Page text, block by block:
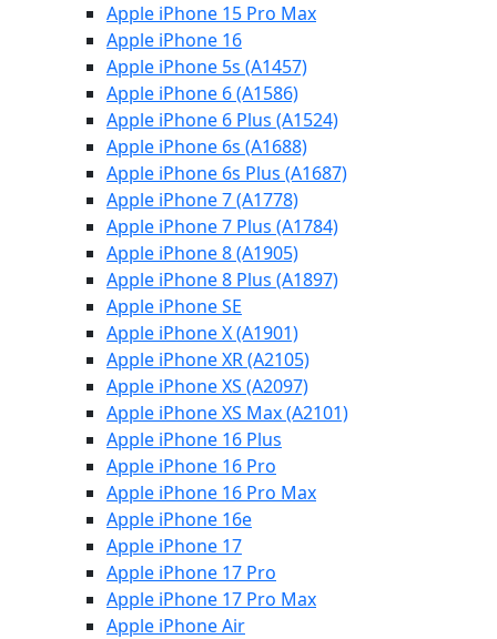
Apple iPhone 15 Pro Max
Apple iPhone 16
Apple iPhone 5s (A1457)
Apple iPhone 6 (A1586)
Apple iPhone 6 Plus (A1524)
Apple iPhone 6s (A1688)
Apple iPhone 6s Plus (A1687)
Apple iPhone 7 (A1778)
Apple iPhone 7 Plus (A1784)
Apple iPhone 8 (A1905)
Apple iPhone 8 Plus (A1897)
Apple iPhone SE
Apple iPhone X (A1901)
Apple iPhone XR (A2105)
Apple iPhone XS (A2097)
Apple iPhone XS Max (A2101)
Apple iPhone 16 Plus
Apple iPhone 16 Pro
Apple iPhone 16 Pro Max
Apple iPhone 16e
Apple iPhone 17
Apple iPhone 17 Pro
Apple iPhone 17 Pro Max
Apple iPhone Air